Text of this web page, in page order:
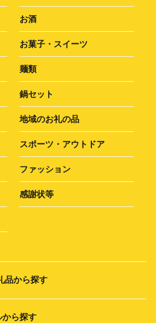
お酒
お菓子・スイーツ
麺類
鍋セット
地域のお礼の品
スポーツ・アウトドア
ファッション
感謝状等
品から探す
から探す